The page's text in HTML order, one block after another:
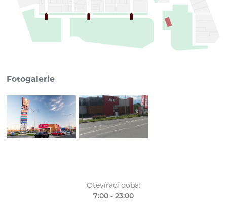
Fotogalerie
Otevírací doba:
7:00 - 23:00